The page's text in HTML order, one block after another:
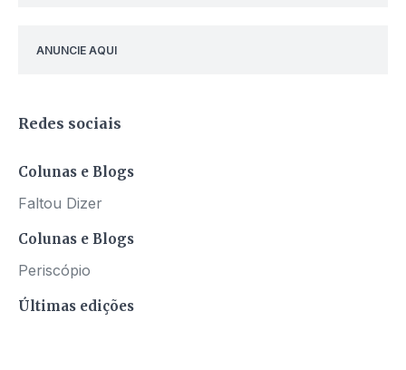
ANUNCIE AQUI
Redes sociais
Colunas e Blogs
Faltou Dizer
Colunas e Blogs
Periscópio
Últimas edições